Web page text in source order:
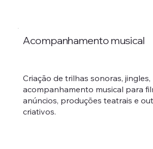
Criação de trilhas sonoras, jingles,
acompanhamento musical para
anúncios, produções teatrais e
criativos.
Acompanhamento musical